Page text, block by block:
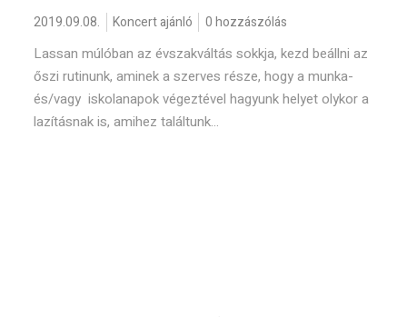
2019.09.08. Koncert ajánló 0 hozzászólás
Lassan múlóban az évszakváltás sokkja, kezd beállni az
őszi rutinunk, aminek a szerves része, hogy a munka-
és/vagy iskolanapok végeztével hagyunk helyet olykor a
lazításnak is, amihez találtunk...